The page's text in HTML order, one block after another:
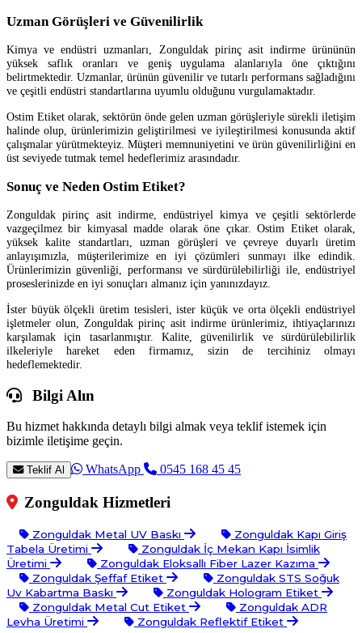
Uzman Görüşleri ve Güvenilirlik
Kimya ve endüstri uzmanları, Zonguldak pirinç asit indirme ürününün
yüksek saflık oranları ve geniş uygulama alanlarıyla öne çıktığını
belirtmektedir. Uzmanlar, ürünün güvenilir ve tutarlı performans sağladığını
ve çeşitli endüstri standartlarına uyumlu olduğunu vurgulamaktadır.
Ostim Etiket olarak, sektörün önde gelen uzman görüşleriyle sürekli iletişim
halinde olup, ürünlerimizin geliştirilmesi ve iyileştirilmesi konusunda aktif
çalışmalar yürütmekteyiz. Müşteri memnuniyetini ve ürün güvenilirliğini en
üst seviyede tutmak temel hedeflerimiz arasındadır.
Sonuç ve Neden Ostim Etiket?
Zonguldak pirinç asit indirme, endüstriyel kimya ve çeşitli sektörlerde
vazgeçilmez bir kimyasal madde olarak öne çıkar. Ostim Etiket olarak,
yüksek kalite standartları, uzman görüşleri ve çevreye duyarlı üretim
anlayışımızla, müşterilerimize en iyi çözümleri sunmayı ilke edindik.
Ürünlerimizin güvenliği, performansı ve sürdürülebilirliği ile, endüstriyel
proseslerinizde en iyi sonuçları almanız için yanınızdayız.
İster büyük ölçekli üretim tesisleri, ister küçük ve orta ölçekli endüstriyel
işletmeler olun, Zonguldak pirinç asit indirme ürünlerimiz, ihtiyaçlarınızı
karşılamak için tasarlanmıştır. Kalite, güvenilirlik ve sürdürülebilirlik
ilkeleriyle hareket eden firmamız, sizin de tercihiniz olmayı
hedeflemektedir.
Bilgi Alın
Bu hizmet hakkında detaylı bilgi almak veya teklif istemek için
bizimle iletişime geçin.
Teklif Al WhatsApp 0545 168 45 45
Zonguldak Hizmetleri
Zonguldak Metal UV Baskı
Zonguldak Kapı Giriş
Tabela Üretimi
Zonguldak İç Mekan Kapı İsimlik
Üretimi
Zonguldak Eloksallı Fiber Lazer Kazıma
Zonguldak Şeffaf Etiket
Zonguldak STS Soğuk
Uv Kabartma Baskı
Zonguldak Hologram Etiket
Zonguldak Metal Cut Etiket
Zonguldak ADR
Levha Üretimi
Zonguldak Reflektif Etiket